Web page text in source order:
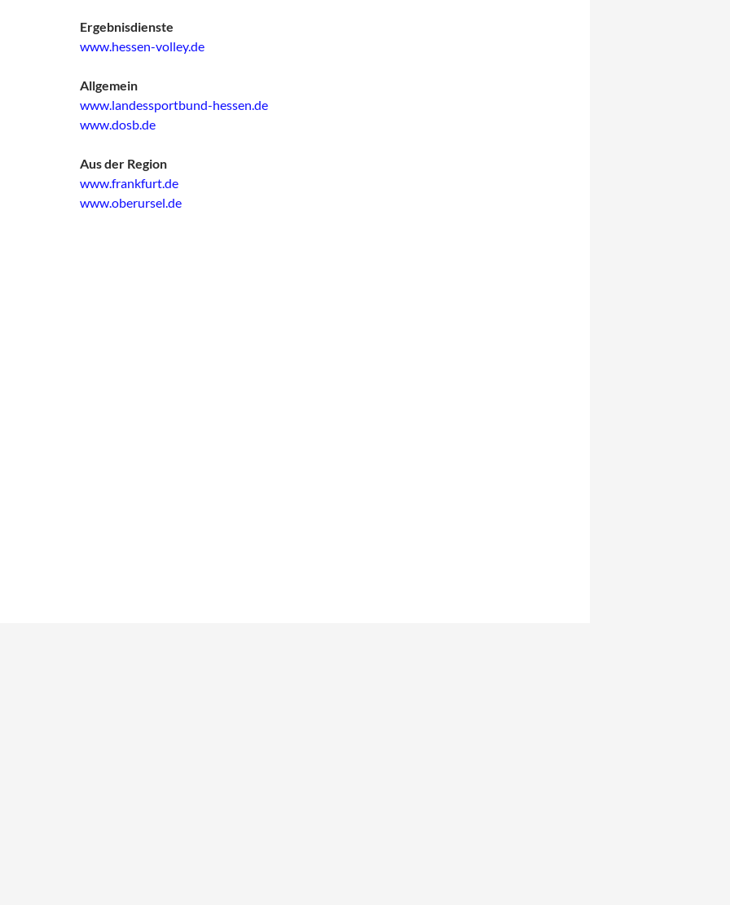
Ergebnisdienste
www.hessen-volley.de
Allgemein
www.landessportbund-hessen.de
www.dosb.de
Aus der Region
www.frankfurt.de
www.oberursel.de